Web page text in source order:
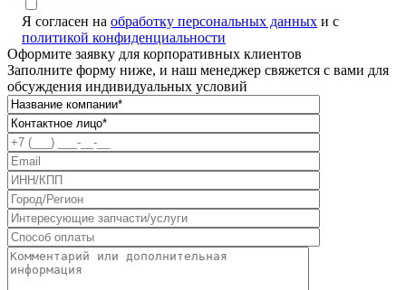
Я согласен на обработку персональных данных и с
политикой конфиденциальности
Оформите заявку для корпоративных клиентов
Заполните форму ниже, и наш менеджер свяжется с вами для
обсуждения индивидуальных условий